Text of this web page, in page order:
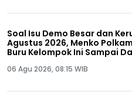
Soal Isu Demo Besar dan
Agustus 2026, Menko
Buru Kelompok Ini Sampai
06 Agu 2026, 08:15 WIB